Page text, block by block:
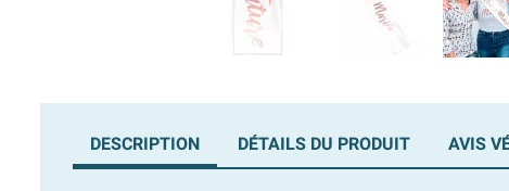
DESCRIPTION DÉTAILS DU PRODUIT AVIS